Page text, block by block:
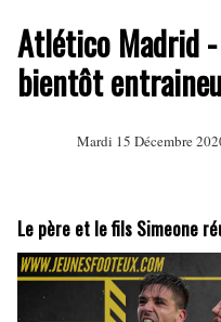
Atlético Madrid
bientôt
Mardi 15 Décembre
Le père et le fils Simeone